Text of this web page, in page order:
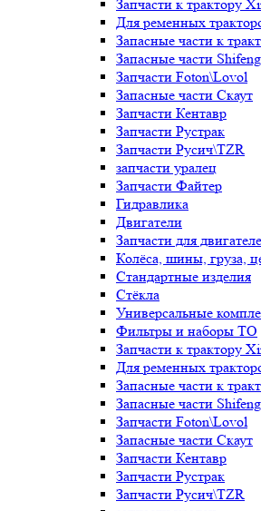
Запчасти к трактору
Для ременных
Запасные части к
Запасные части Shifeng
Запчасти Foton\Lovol
Запасные части Скаут
Запчасти Кентавр
Запчасти Рустрак
Запчасти Русич\TZR
запчасти уралец
Запчасти Файтер
Гидравлика
Двигатели
Запчасти для
Колёса, шины, груза,
Стандартные изделия
Стёкла
Универсальные
Фильтры и наборы ТО
Запчасти к трактору
Для ременных
Запасные части к
Запасные части Shifeng
Запчасти Foton\Lovol
Запасные части Скаут
Запчасти Кентавр
Запчасти Рустрак
Запчасти Русич\TZR